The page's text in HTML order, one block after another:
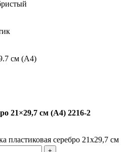
см (А4)
21×29,7 см (А4) 2216-2
пластиковая серебро 21x29,7 см